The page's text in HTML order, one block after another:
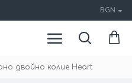
BGN
двойно колие Heart